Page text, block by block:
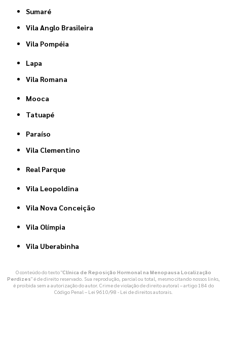
Sumaré
Vila Anglo Brasileira
Vila Pompéia
Lapa
Vila Romana
Mooca
Tatuapé
Paraíso
Vila Clementino
Real Parque
Vila Leopoldina
Vila Nova Conceição
Vila Olímpia
Vila Uberabinha
O conteúdo do texto "Clínica de Reposição Hormonal na Menopausa Localização
Perdizes" é de direito reservado. Sua reprodução, parcial ou total, mesmo citando nossos links,
é proibida sem a autorização do autor. Crime de violação de direito autoral – artigo 184 do
Código Penal – Lei 9610/98 - Lei de direitos autorais